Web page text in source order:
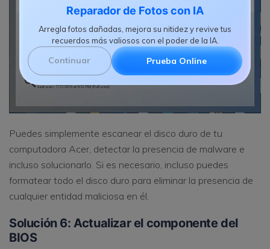
Reparador de Fotos con IA
Arregla fotos dañadas, mejora su nitidez y revive tus
recuerdos más valiosos con el poder de la IA.
Continuar Prueba Online
Puedes simplemente escanear el disco duro de tu
computadora Acer, detectar la presencia de malware e
incluso solucionarlo. Si es necesario, incluso puedes
formatear todo el disco duro para eliminar la presencia de
cualquier entidad maliciosa en él.
Solución 6: Actualizar el componente del
BIOS